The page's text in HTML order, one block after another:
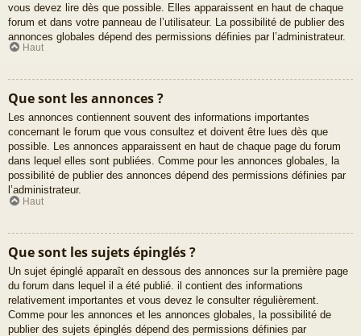
vous devez lire dès que possible. Elles apparaissent en haut de chaque
forum et dans votre panneau de l’utilisateur. La possibilité de publier des
annonces globales dépend des permissions définies par l’administrateur.
Haut
Que sont les annonces ?
Les annonces contiennent souvent des informations importantes
concernant le forum que vous consultez et doivent être lues dès que
possible. Les annonces apparaissent en haut de chaque page du forum
dans lequel elles sont publiées. Comme pour les annonces globales, la
possibilité de publier des annonces dépend des permissions définies par
l’administrateur.
Haut
Que sont les sujets épinglés ?
Un sujet épinglé apparaît en dessous des annonces sur la première page
du forum dans lequel il a été publié. il contient des informations
relativement importantes et vous devez le consulter régulièrement.
Comme pour les annonces et les annonces globales, la possibilité de
publier des sujets épinglés dépend des permissions définies par